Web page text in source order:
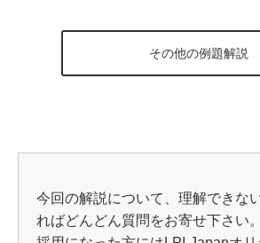
その他の例題解説
今回の解説について、理解できな
ればどんどん質問をお寄せ下さい。